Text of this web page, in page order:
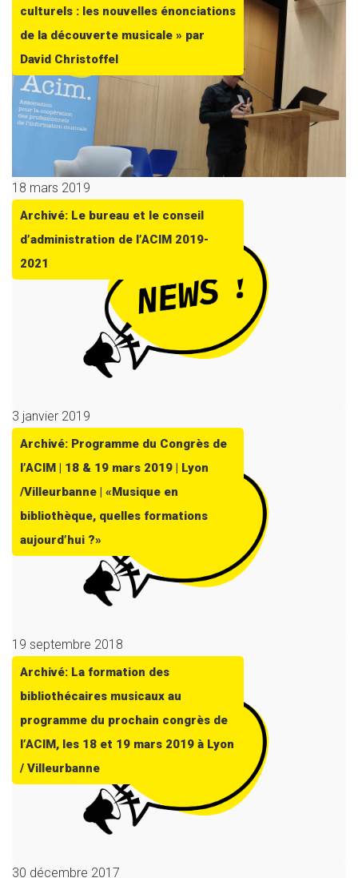
culturels : les nouvelles énonciations
de la découverte musicale » par
David Christoffel
18 mars 2019
Archivé: Le bureau et le conseil
d’administration de l’ACIM 2019-
2021
3 janvier 2019
Archivé: Programme du Congrès de
l’ACIM | 18 & 19 mars 2019 | Lyon
/Villeurbanne | «Musique en
bibliothèque, quelles formations
aujourd’hui ?»
19 septembre 2018
Archivé: La formation des
bibliothécaires musicaux au
programme du prochain congrès de
l’ACIM, les 18 et 19 mars 2019 à Lyon
/ Villeurbanne
30 décembre 2017